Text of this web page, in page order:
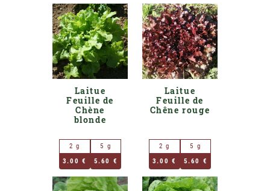
Laitue
Feuille de
Chène
blonde
2 g
3.00 €
5 g
5.60 €
Laitue
Feuille de
Chêne rouge
2 g
3.00 €
5 g
5.60 €